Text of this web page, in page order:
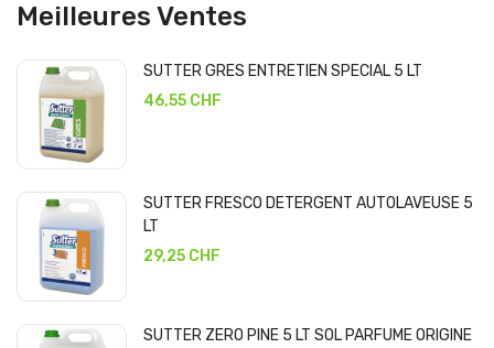
Meilleures Ventes
SUTTER GRES ENTRETIEN SPECIAL 5 LT
46,55 CHF
SUTTER FRESCO DETERGENT AUTOLAVEUSE 5
LT
29,25 CHF
SUTTER ZERO PINE 5 LT SOL PARFUME ORIGINE